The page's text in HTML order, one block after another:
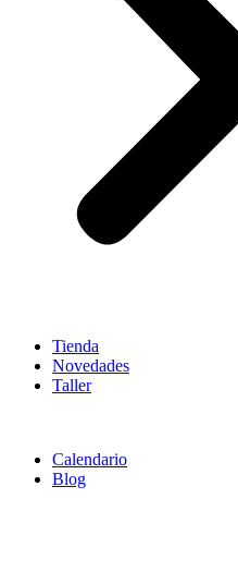
Tienda
Novedades
Taller
Calendario
Blog